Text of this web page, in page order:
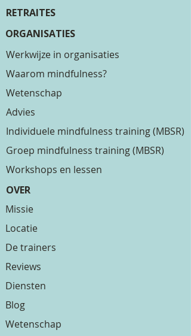
RETRAITES
ORGANISATIES
Werkwijze in organisaties
Waarom mindfulness?
Wetenschap
Advies
Individuele mindfulness training (MBSR)
Groep mindfulness training (MBSR)
Workshops en lessen
OVER
Missie
Locatie
De trainers
Reviews
Diensten
Blog
Wetenschap